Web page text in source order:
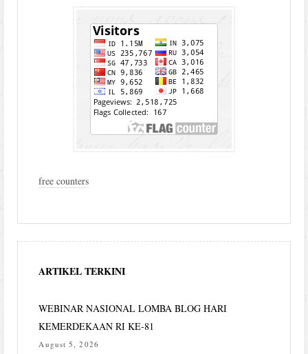
free counters
ARTIKEL TERKINI
WEBINAR NASIONAL LOMBA BLOG HARI
KEMERDEKAAN RI KE-81
August 5, 2026